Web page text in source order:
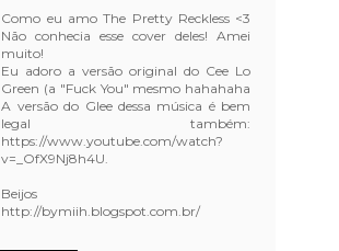
Como eu amo The Pretty Reckless <3
Não conhecia esse cover deles! Amei
muito!
Eu adoro a versão original do Cee Lo
Green (a "Fuck You" mesmo hahahaha
A versão do Glee dessa música é bem
legal também:
https://www.youtube.com/watch?
v=_OfX9Nj8h4U.
Beijos
http://bymiih.blogspot.com.br/